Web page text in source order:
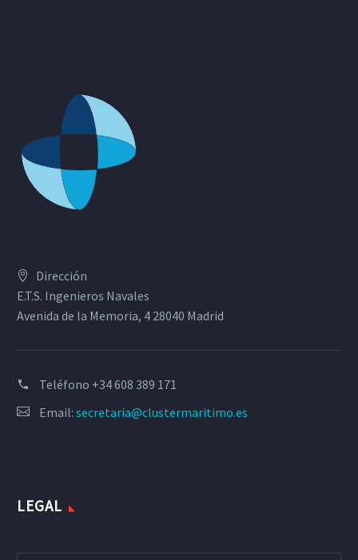
Dirección
E.T.S. Ingenieros Navales
Avenida de la Memoria, 4 28040 Madrid
Teléfono +34 608 389 171
Email: secretaria@clustermaritimo.es
LEGAL